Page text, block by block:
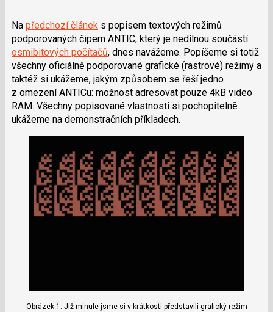
Na předchozí článeks popisem textových režimů
podporovaných čipem ANTIC, který je nedílnou součástí
osmibitových počítačů, dnes navážeme. Popíšeme si totiž
všechny oficiálně podporované grafické (rastrové) režimy a
taktéž si ukážeme, jakým způsobem se řeší jedno
z omezení ANTICu: možnost adresovat pouze 4kB video
RAM. Všechny popisované vlastnosti si pochopitelně
ukážeme na demonstračních příkladech.
Obrázek 1: Již minule jsme si v krátkosti představili grafický režim